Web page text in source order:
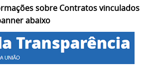
sobre Contratos vinculados
abaixo